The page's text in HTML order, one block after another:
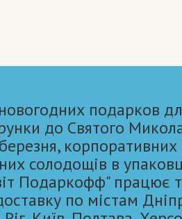
подарков
до Святого
корпоративних
солодощів в
Подаркофф" працює
по містам